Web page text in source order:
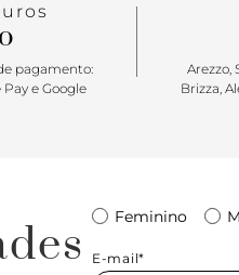
pagamento:
e Google
Arezzo,
Brizza,
Feminino
E-mail*